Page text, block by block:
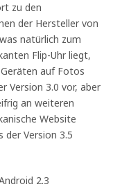
zu den
der Hersteller von
natürlich zum
Flip-Uhr liegt,
auf Fotos
Version 3.0 vor, aber
an weiteren
Website
der Version 3.5
2.3